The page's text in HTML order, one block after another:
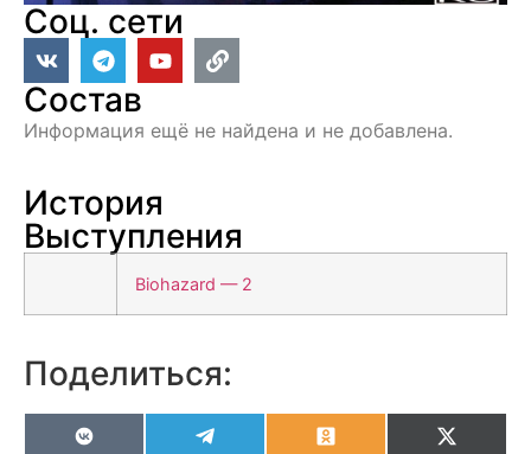
Соц. сети
Состав
Информация ещё не найдена и не добавлена.
История
Выступления
Biohazard — 2
Поделиться:
VK OdnoklassnikiX